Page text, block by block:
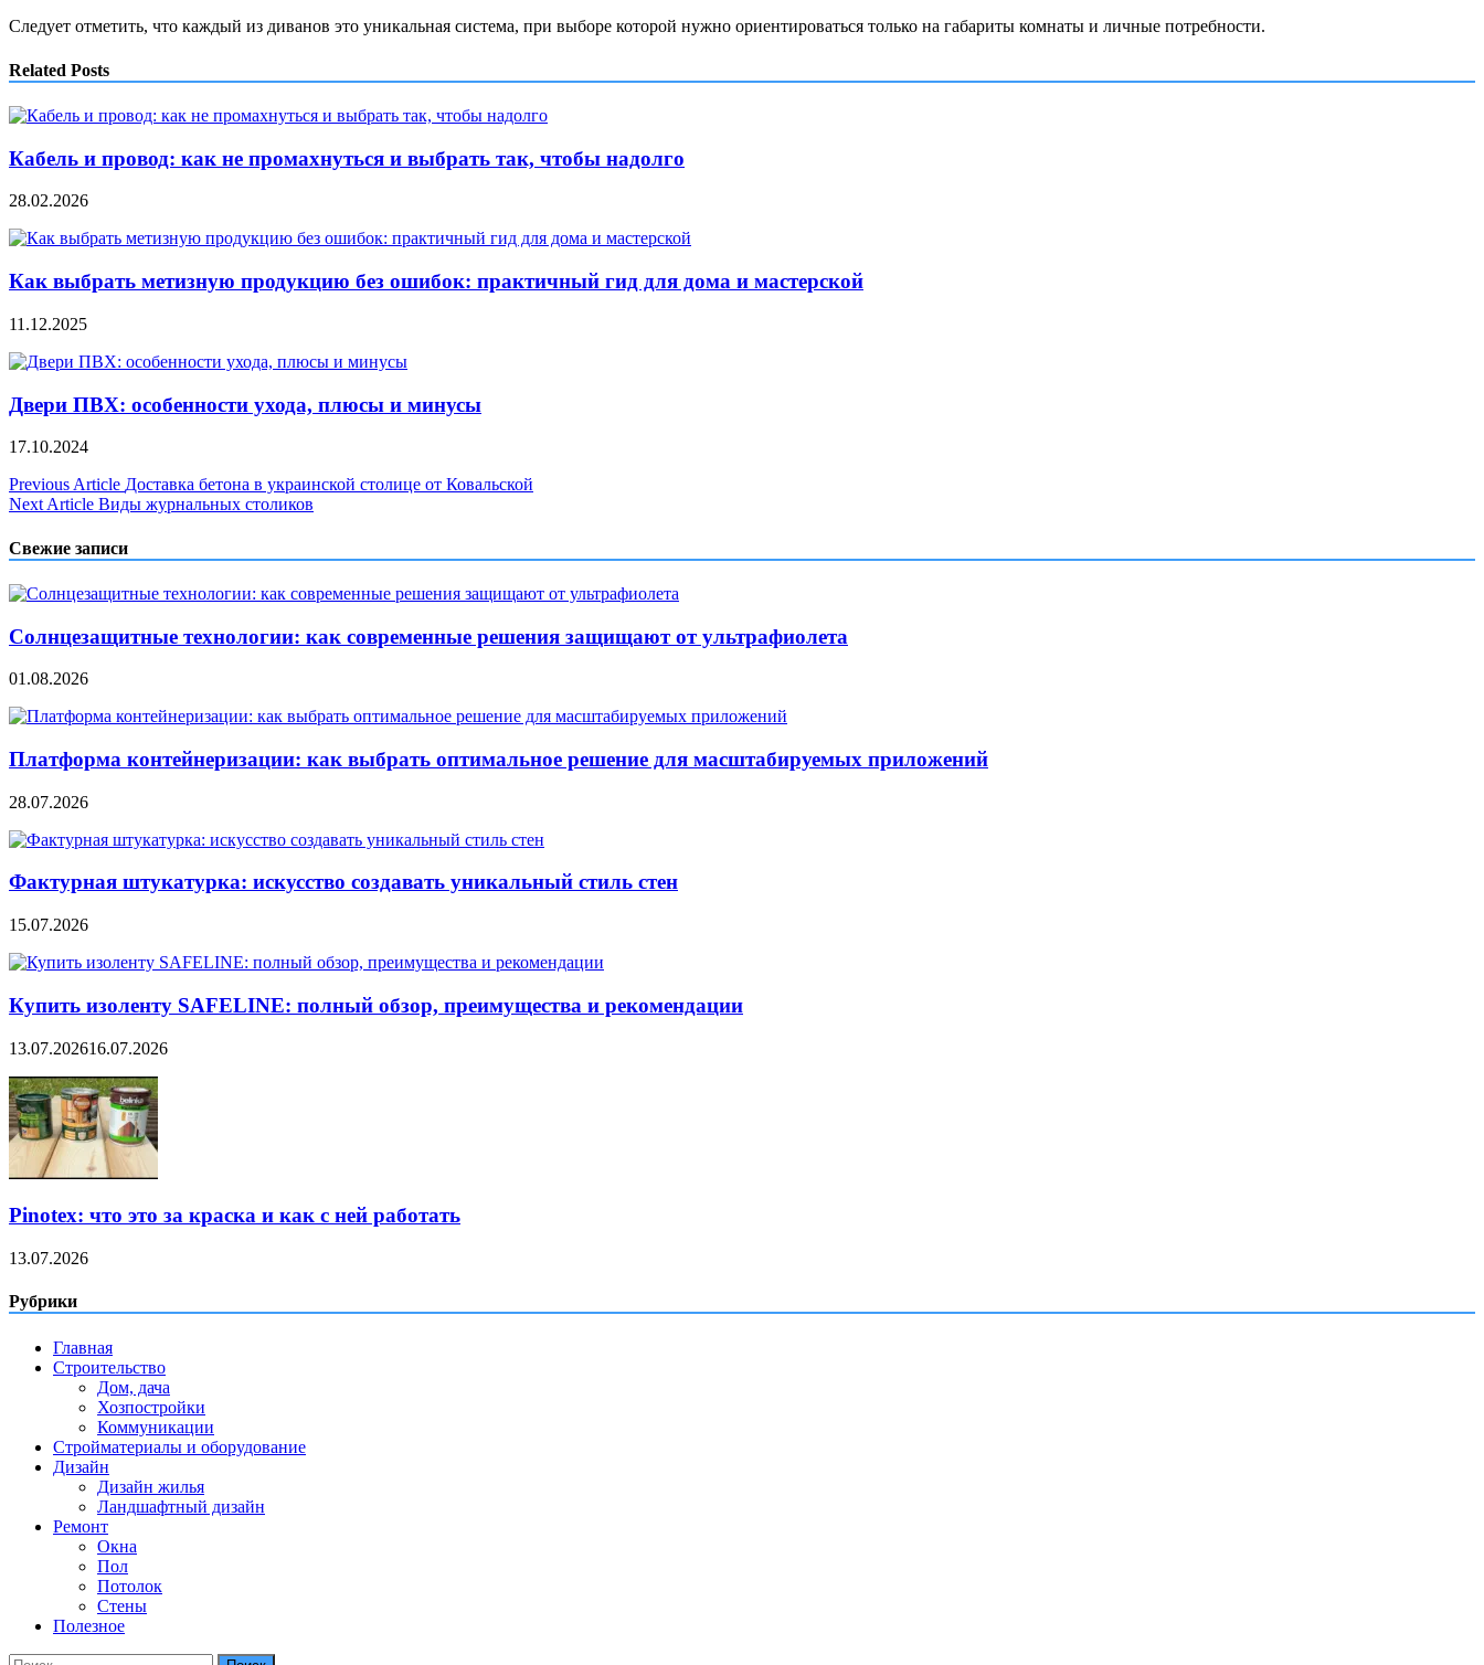
Следует отметить, что каждый из диванов это уникальная система, при выборе которой нужно ориентироваться только на габариты комнаты и личные потребности.
Related Posts
Кабель и провод: как не промахнуться и выбрать так, чтобы надолго
28.02.2026
Как выбрать метизную продукцию без ошибок: практичный гид для дома и мастерской
11.12.2025
Двери ПВХ: особенности ухода, плюсы и минусы
17.10.2024
Навигация
по
записям
Previous Article Доставка бетона в украинской столице от Ковальской
Next Article Виды журнальных столиков
Свежие записи
Солнцезащитные технологии: как современные решения защищают от ультрафиолета
01.08.2026
Платформа контейнеризации: как выбрать оптимальное решение для масштабируемых приложений
28.07.2026
Фактурная штукатурка: искусство создавать уникальный стиль стен
15.07.2026
Купить изоленту SAFELINE: полный обзор, преимущества и рекомендации
13.07.202616.07.2026
Pinotex: что это за краска и как с ней работать
13.07.2026
Рубрики
Главная
Строительство
Дом, дача
Хозпостройки
Коммуникации
Стройматериалы и оборудование
Дизайн
Дизайн жилья
Ландшафтный дизайн
Ремонт
Окна
Пол
Потолок
Стены
Полезное